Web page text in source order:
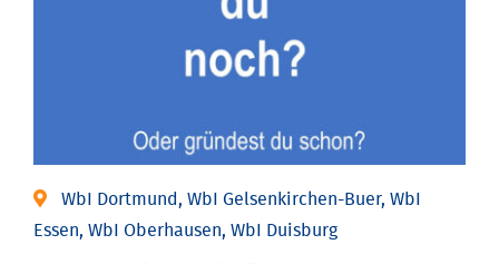
WbI Dortmund, WbI Gelsenkirchen-Buer, WbI
Essen, WbI Oberhausen, WbI Duisburg